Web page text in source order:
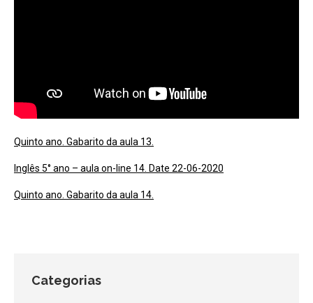
Quinto ano. Gabarito da aula 13.
Inglês 5° ano – aula on-line 14. Date 22-06-2020
Quinto ano. Gabarito da aula 14.
Categorias